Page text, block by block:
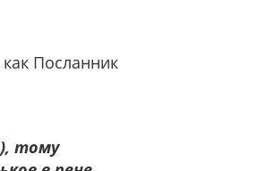
Посланник
тому